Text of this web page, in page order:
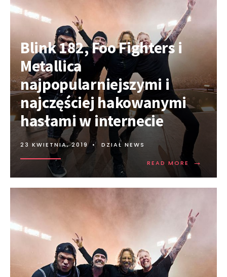
Blink 182, Foo Fighters i
Metallica
najpopularniejszymi i
najczęściej hakowanymi
hasłami w internecie
23 KWIETNIA, 2019 • DZIAŁ NEWS
READ MORE →